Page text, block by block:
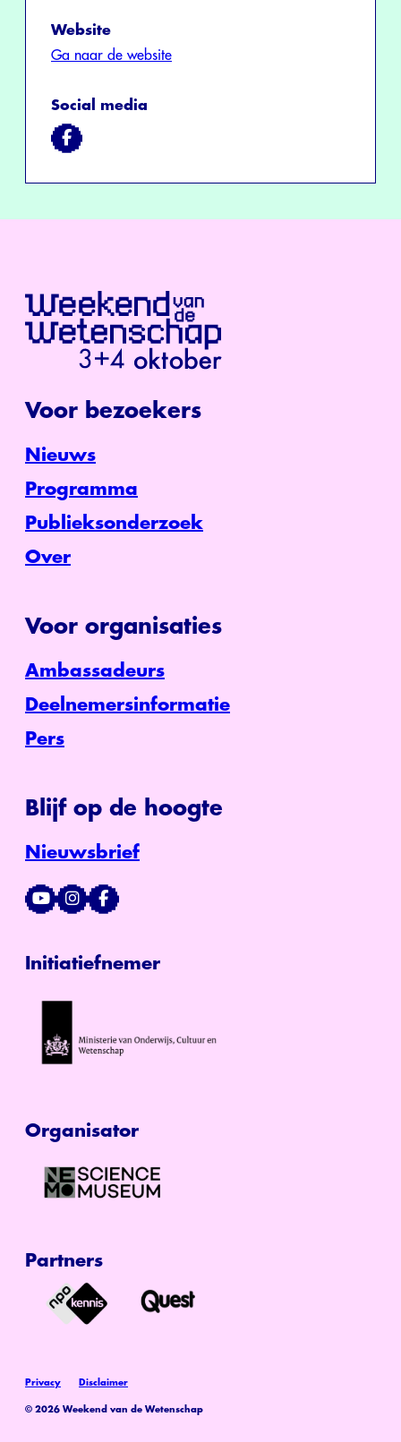
Website
Ga naar de website
Social media
Voor bezoekers
Nieuws
Programma
Publieksonderzoek
Over
Voor organisaties
Ambassadeurs
Deelnemersinformatie
Pers
Blijf op de hoogte
Nieuwsbrief
Initiatiefnemer
Organisator
Partners
© 2026 Weekend van de Wetenschap
Privacy Disclaimer